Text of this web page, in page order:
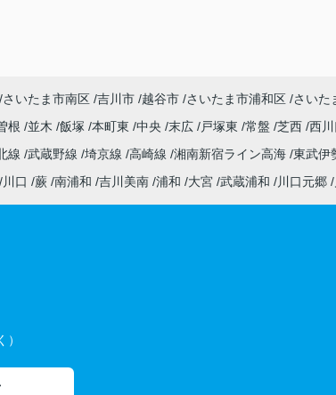
さいたま市南区 吉川市 越谷市 さいたま市浦和区 さいた
根 並木 飯塚 本町東 中央 末広 戸塚東 常盤 芝西 西川
線 武蔵野線 埼京線 高崎線 湘南新宿ライン高海 東武伊
川口 蕨 南浦和 吉川美南 浦和 大宮 武蔵浦和 川口元郷